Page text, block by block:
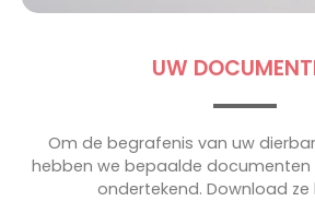
UW
Om de begrafenis van uw
hebben we bepaalde documenten
ondertekend. Download ze